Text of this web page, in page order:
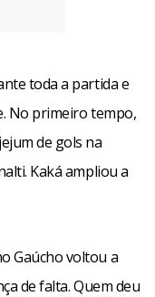
toda a partida e
No primeiro tempo,
de gols na
Kaká ampliou a
Gaúcho voltou a
de falta. Quem deu